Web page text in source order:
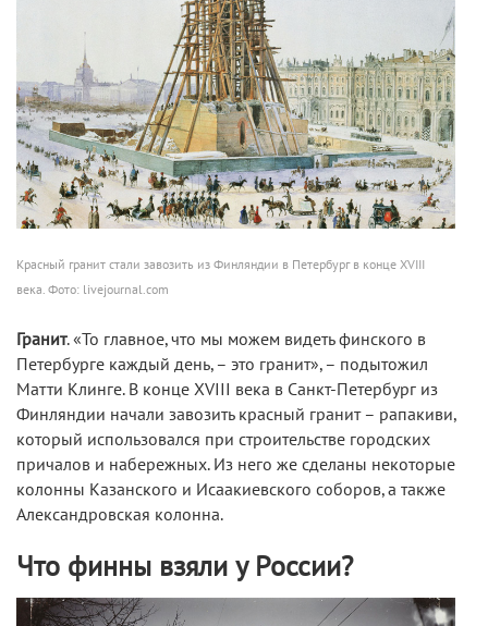
Красный гранит стали завозить из Финляндии в Петербург в конце XVIII
века. Фото: livejournal.com
Гранит. «То главное, что мы можем видеть финского в
Петербурге каждый день, – это гранит», – подытожил
Матти Клинге. В конце XVIII века в Санкт-Петербург из
Финляндии начали завозить красный гранит – рапакиви,
который использовался при строительстве городских
причалов и набережных. Из него же сделаны некоторые
колонны Казанского и Исаакиевского соборов, а также
Александровская колонна.
Что финны взяли у России?